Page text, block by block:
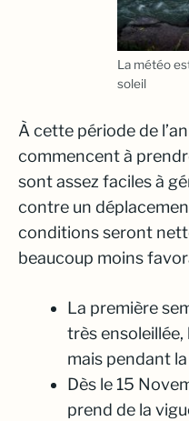
La météo
soleil
À cette période de
commencent à
sont assez faciles à
contre un
conditions seront
beaucoup moins
La première
très ensoleillée,
mais pendant
Dès le 15
prend de la